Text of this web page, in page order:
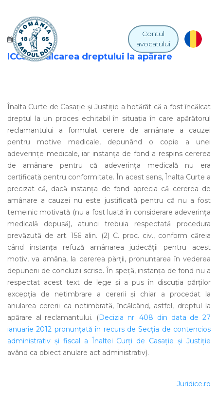
Contul
avocatului
16 MAI 2013
ICCJ. Încălcarea dreptului la apărare
Înalta Curte de Casaţie şi Justiţie a hotărât că a fost încălcat
dreptul la un proces echitabil în situaţia în care apărătorul
reclamantului a formulat cerere de amânare a cauzei
pentru motive medicale, depunând o copie a unei
adeverinţe medicale, iar instanţa de fond a respins cererea
de amânare pentru că adeverinţa medicală nu era
certificată pentru conformitate. În acest sens, Înalta Curte a
precizat că, dacă instanţa de fond aprecia că cererea de
amânare a cauzei nu este justificată pentru că nu a fost
temeinic motivată (nu a fost luată în considerare adeverinţa
medicală depusă), atunci trebuia respectată procedura
prevăzută de art. 156 alin. (2) C. proc. civ., conform căreia
când instanţa refuză amânarea judecăţii pentru acest
motiv, va amâna, la cererea părţii, pronunţarea în vederea
depunerii de concluzii scrise. În speţă, instanţa de fond nu a
respectat acest text de lege şi a pus în discuţia părţilor
excepţia de netimbrare a cererii şi chiar a procedat la
anularea cererii ca netimbrată, încălcând, astfel, dreptul la
apărare al reclamantului. (Decizia nr. 408 din data de 27
ianuarie 2012 pronunţată în recurs de Secţia de contencios
administrativ şi fiscal a Înaltei Curţi de Casaţie şi Justiţie
având ca obiect anulare act administrativ).
Juridice.ro